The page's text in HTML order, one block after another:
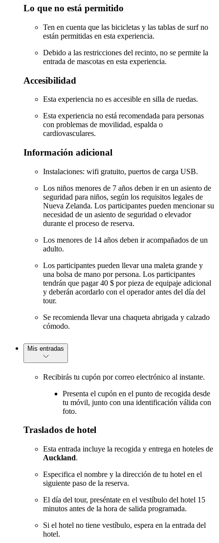
Lo que no está permitido
Ten en cuenta que las bicicletas y las tablas de surf no
están permitidas en esta experiencia.
Debido a las restricciones del recinto, no se permite la
entrada de mascotas en esta experiencia.
Accesibilidad
Esta experiencia no es accesible en silla de ruedas.
Esta experiencia no está recomendada para personas
con problemas de movilidad, espalda o
cardiovasculares.
Información adicional
Instalaciones: wifi gratuito, puertos de carga USB.
Los niños menores de 7 años deben ir en un asiento de
seguridad para niños, según los requisitos legales de
Nueva Zelanda. Los participantes pueden mencionar su
necesidad de un asiento de seguridad o elevador
durante el proceso de reserva.
Los menores de 14 años deben ir acompañados de un
adulto.
Los participantes pueden llevar una maleta grande y
una bolsa de mano por persona. Los participantes
tendrán que pagar 40 $ por pieza de equipaje adicional
y deberán acordarlo con el operador antes del día del
tour.
Se recomienda llevar una chaqueta abrigada y calzado
cómodo.
Mis entradas
Recibirás tu cupón por correo electrónico al instante.
Presenta el cupón en el punto de recogida desde
tu móvil, junto con una identificación válida con
foto.
Traslados de hotel
Esta entrada incluye la recogida y entrega en hoteles de
Auckland.
Especifica el nombre y la dirección de tu hotel en el
siguiente paso de la reserva.
El día del tour, preséntate en el vestíbulo del hotel 15
minutos antes de la hora de salida programada.
Si el hotel no tiene vestíbulo, espera en la entrada del
hotel.